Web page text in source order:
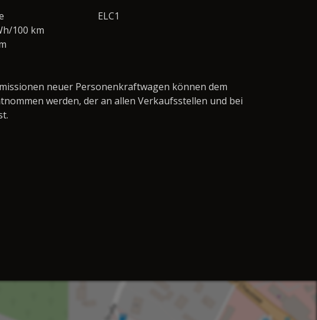
ELC1
100 km
neuer Personenkraftwagen können dem
werden, der an allen Verkaufsstellen und bei